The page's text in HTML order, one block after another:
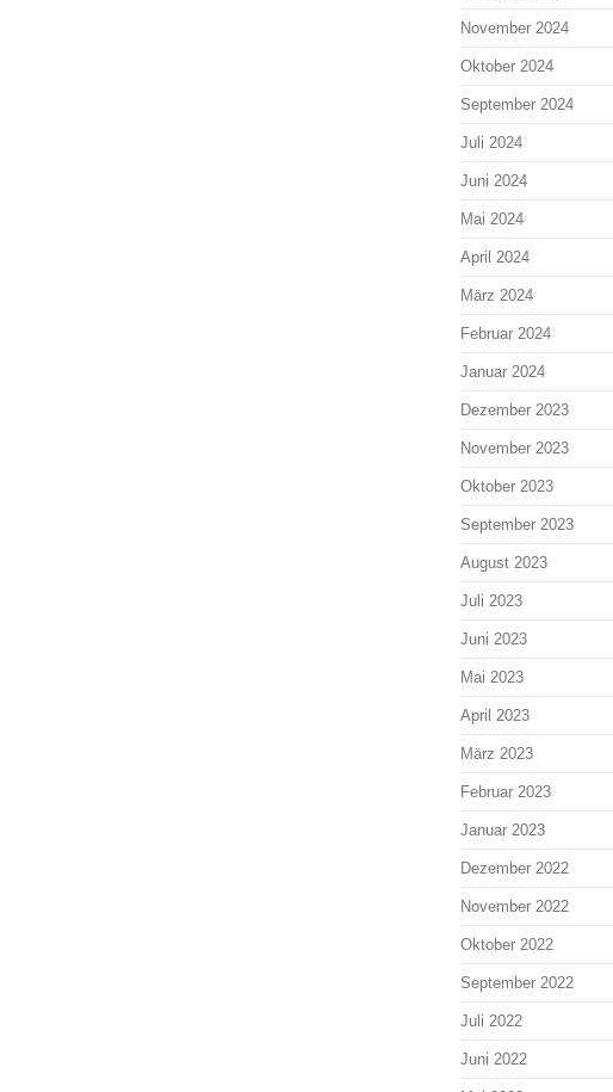
November 2024
Oktober 2024
September 2024
Juli 2024
Juni 2024
Mai 2024
April 2024
März 2024
Februar 2024
Januar 2024
Dezember 2023
November 2023
Oktober 2023
September 2023
August 2023
Juli 2023
Juni 2023
Mai 2023
April 2023
März 2023
Februar 2023
Januar 2023
Dezember 2022
November 2022
Oktober 2022
September 2022
Juli 2022
Juni 2022